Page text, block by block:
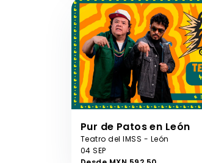
Pur de Patos en León
Teatro del IMSS - León
04 SEP